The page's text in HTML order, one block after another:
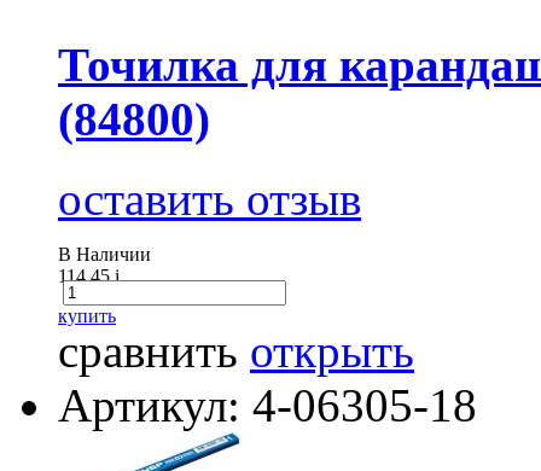
Точилка для
(84800)
оставить отзыв
В Наличии
114.45i
купить
сравнить открыть
Артикул: 4-06305-18